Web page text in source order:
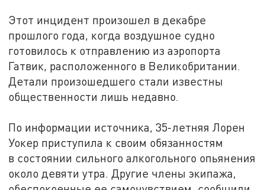
Этот инцидент произошел в декабре
прошлого года, когда воздушное судно
готовилось к отправлению из аэропорта
Гатвик, расположенного в Великобритании.
Детали произошедшего стали известны
общественности лишь недавно.
По информации источника, 35-летняя Лорен
Уокер приступила к своим обязанностям
в состоянии сильного алкогольного опьянения
около девяти утра. Другие члены экипажа,